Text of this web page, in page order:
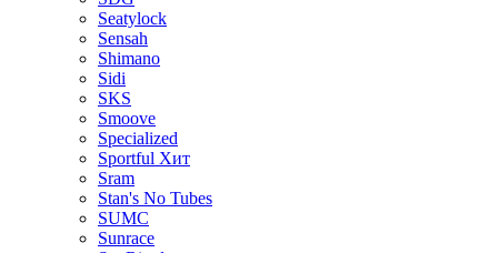
Seatylock
Sensah
Shimano
Sidi
SKS
Smoove
Specialized
Sportful Хит
Sram
Stan's No Tubes
SUMC
Sunrace